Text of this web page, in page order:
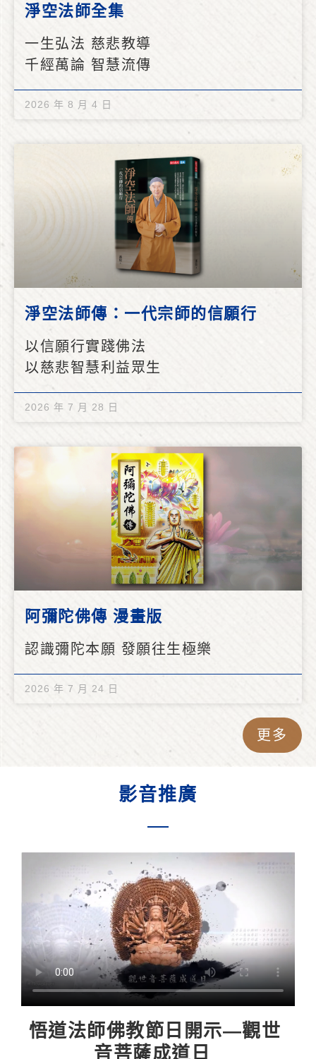
淨空法師全集
一生弘法 慈悲教導
千經萬論 智慧流傳
2026 年 8 月 4 日
淨空法師傳：一代宗師的信願行
以信願行實踐佛法
以慈悲智慧利益眾生
2026 年 7 月 28 日
阿彌陀佛傳 漫畫版
認識彌陀本願 發願往生極樂
2026 年 7 月 24 日
更多
影音推廣
悟道法師佛教節日開示—觀世
音菩薩成道日